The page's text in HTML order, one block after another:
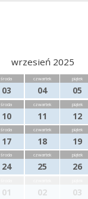
wrzesień 2025
środa
03
czwartek
04
piątek
05
środa
10
czwartek
11
piątek
12
środa
17
czwartek
18
piątek
19
środa
24
czwartek
25
piątek
26
01 02 03